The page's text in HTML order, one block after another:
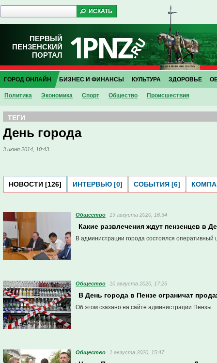
ПЕРВЫЙ
ПЕНЗЕНСКИЙ
ПОРТАЛ
ГОРОД ОНЛАЙН
Политика Экономика Спорт Общество Проиcшествия
БИЗНЕС И ФИНАНСЫ КУЛЬТУРА ЗДОРОВЬЕ
ТЕГИ
День города
3 июня 2014, 10:43
НОВОСТИ [126] ИНТЕРВЬЮ [0] СОБЫТИЯ [6]
Общество 19 августа 2020, 16:34
Какие развлечения ждут пензенцев в
В администрации города состоялся оперативный
Общество 10 августа 2020, 17:25
В День города в Пензе ограничат
Об этом сказано на сайте администрации Пензы.
Общество 1 августа 2020, 15:47